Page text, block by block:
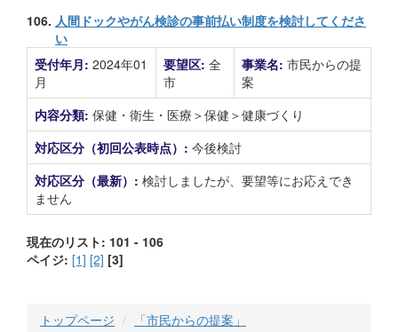
106. 人間ドックやがん検診の事前払い制度を検討してくださ
い
受付年月: 2024年01
月
要望区: 全
市
事業名: 市民からの提
案
内容分類: 保健・衛生・医療＞保健＞健康づくり
対応区分（初回公表時点）: 今後検討
対応区分（最新）: 検討しましたが、要望等にお応えでき
ません
現在のリスト: 101 - 106
ペイジ: [1] [2] [3]
トップページ
「市民からの提案」